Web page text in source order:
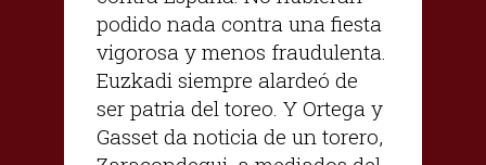
podido nada contra una fiesta
vigorosa y menos fraudulenta.
Euzkadi siempre alardeó de
ser patria del toreo. Y Ortega y
Gasset da noticia de un torero,